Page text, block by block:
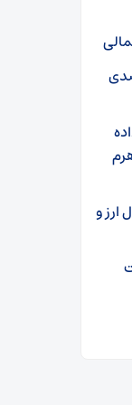
بورس کالا ۶۰ درصدی
ارز و